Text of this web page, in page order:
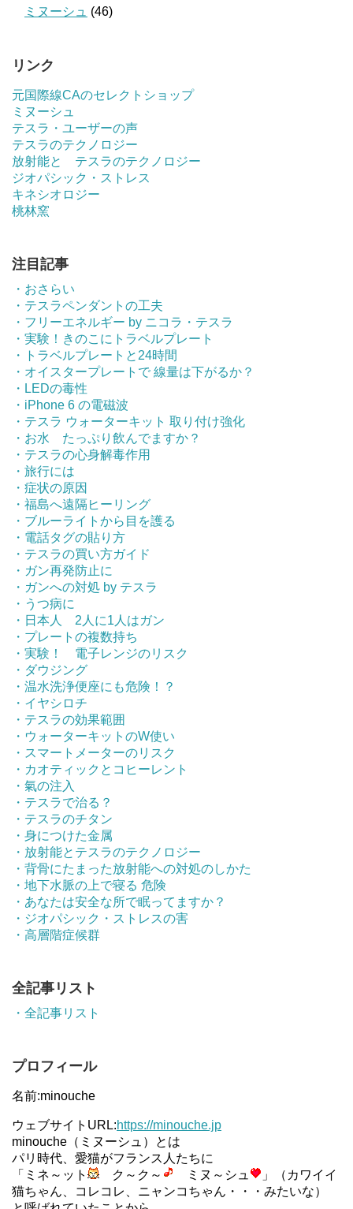
ミヌーシュ (46)
リンク
元国際線CAのセレクトショップ
ミヌーシュ
テスラ・ユーザーの声
テスラのテクノロジー
放射能と テスラのテクノロジー
ジオパシック・ストレス
キネシオロジー
桃林窯
注目記事
・おさらい
・テスラペンダントの工夫
・フリーエネルギー by ニコラ・テスラ
・実験！きのこにトラベルプレート
・トラベルプレートと24時間
・オイスタープレートで 線量は下がるか？
・LEDの毒性
・iPhone 6 の電磁波
・テスラ ウォーターキット 取り付け強化
・お水 たっぷり飲んでますか？
・テスラの心身解毒作用
・旅行には
・症状の原因
・福島へ遠隔ヒーリング
・ブルーライトから目を護る
・電話タグの貼り方
・テスラの買い方ガイド
・ガン再発防止に
・ガンへの対処 by テスラ
・うつ病に
・日本人 2人に1人はガン
・プレートの複数持ち
・実験！ 電子レンジのリスク
・ダウジング
・温水洗浄便座にも危険！？
・イヤシロチ
・テスラの効果範囲
・ウォーターキットのW使い
・スマートメーターのリスク
・カオティックとコヒーレント
・氣の注入
・テスラで治る？
・テスラのチタン
・身につけた金属
・放射能とテスラのテクノロジー
・背骨にたまった放射能への対処のしかた
・地下水脈の上で寝る 危険
・あなたは安全な所で眠ってますか？
・ジオパシック・ストレスの害
・高層階症候群
全記事リスト
・全記事リスト
プロフィール
名前:minouche
ウェブサイトURL:https://minouche.jp
minouche（ミヌーシュ）とは
パリ時代、愛猫がフランス人たちに
「ミネ～ット
ク～ク～ ミヌ～シュ
」（カワイイ
猫ちゃん、コレコレ、ニャンコちゃん・・・みたいな）